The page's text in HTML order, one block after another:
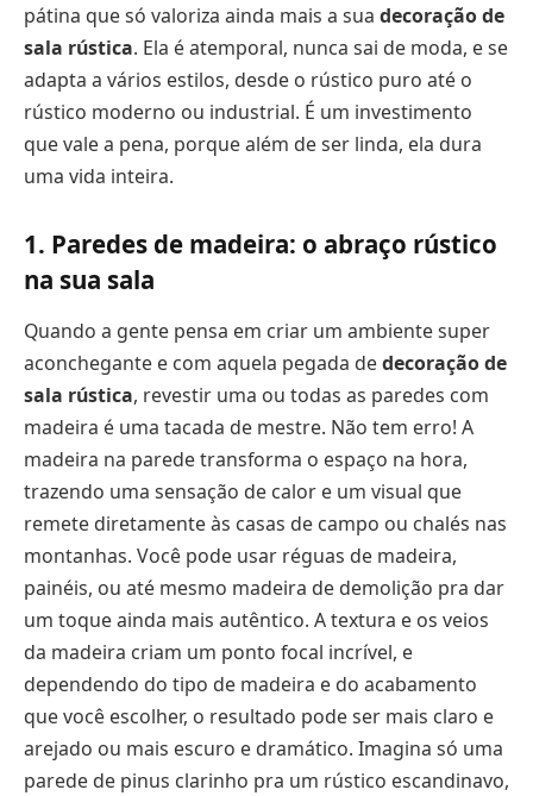
pátina que só valoriza ainda mais a sua decoração de
sala rústica. Ela é atemporal, nunca sai de moda, e se
adapta a vários estilos, desde o rústico puro até o
rústico moderno ou industrial. É um investimento
que vale a pena, porque além de ser linda, ela dura
uma vida inteira.
1. Paredes de madeira: o abraço rústico
na sua sala
Quando a gente pensa em criar um ambiente super
aconchegante e com aquela pegada dedecoração de
sala rústica, revestir uma ou todas as paredes com
madeira é uma tacada de mestre. Não tem erro! A
madeira na parede transforma o espaço na hora,
trazendo uma sensação de calor e um visual que
remete diretamente às casas de campo ou chalés nas
montanhas. Você pode usar réguas de madeira,
painéis, ou até mesmo madeira de demolição pra dar
um toque ainda mais autêntico. A textura e os veios
da madeira criam um ponto focal incrível, e
dependendo do tipo de madeira e do acabamento
que você escolher, o resultado pode ser mais claro e
arejado ou mais escuro e dramático. Imagina só uma
parede de pinus clarinho pra um rústico escandinavo,